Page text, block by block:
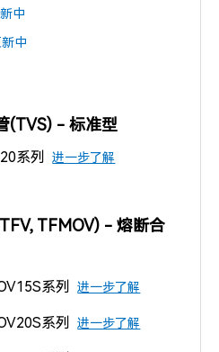
中
中
(TVS) - 标准型
系列进一步了解
TFMOV) - 熔断合
系列 进一步了解
系列 进一步了解